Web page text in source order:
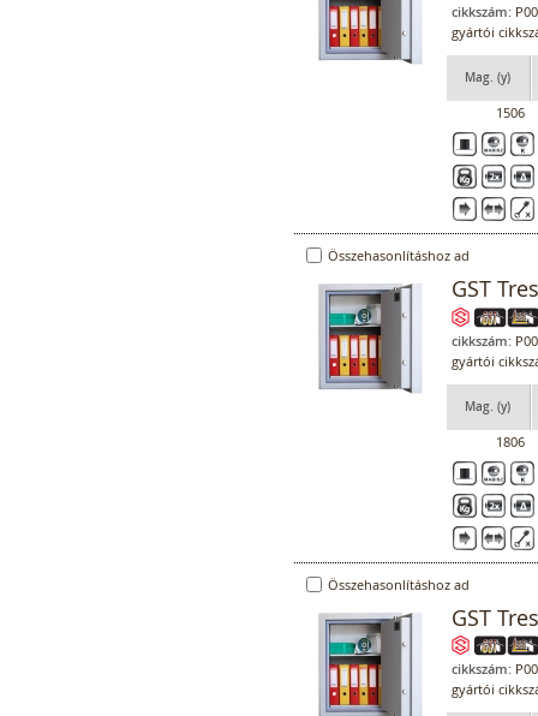
cikkszám:
gyártói
Mag. (y)
1506
Összehasonlításhoz ad
GST
cikkszám:
gyártói
Mag. (y)
1806
Összehasonlításhoz ad
GST
cikkszám:
gyártói